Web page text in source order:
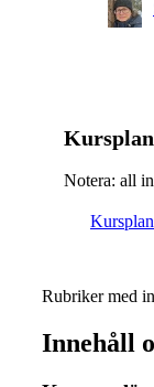
Notera: all
Rubriker med
Innehåll